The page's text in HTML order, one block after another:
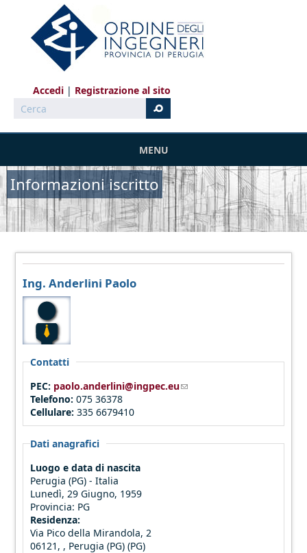
Salta al contenuto principale
Accedi
Registrazione al sito
Cerca
MENU
Informazioni iscritto
Ing. Anderlini Paolo
Contatti
PEC: paolo.anderlini@ingpec.eu(link sends e-mail)
Telefono:075 36378
Cellulare:335 6679410
Dati anagrafici
Luogo e data di nascita
Perugia (PG) - Italia
Lunedì, 29 Giugno, 1959
Provincia: PG
Residenza:
Via Pico della Mirandola, 2
06121, , Perugia (PG) (PG)